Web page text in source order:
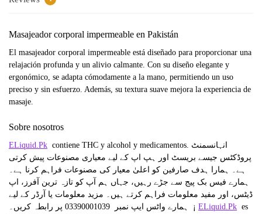
Masajeador corporal impermeable en Pakistán
El masajeador corporal impermeable está diseñado para proporcionar una
relajación profunda y un alivio calmante. Con su diseño elegante y
ergonómico, se adapta cómodamente a la mano, permitiendo un uso
preciso y sin esfuerzo. Además, su textura suave mejora la experiencia de
masaje.
Sobre nosotros
ELiquid.Pk contiene THC y alcohol y medicamentos. انہانسمنٹ
پروڈکٹس جیسے بریسٹ اور ہپ اپ کے لیے معیاری مصنوعات پیش کرتی
ہے۔ ہمارا ہدف صارفین کو اعلیٰ معیار کی مصنوعات فراہم کرنا ہے۔
ہمارے فیس بک پیج سے جڑے رہیں، جہاں ہم آپ کو تازہ ترین آفرز، اپ
ڈیٹس، اور مفید معلومات فراہم کرتے ہیں۔ مزید معلومات یا آرڈر کے لیے
ہمارے واٹس ایپ نمبر 03390001039
پر رابطہ کریں۔ ¡ ELiquid.Pk es